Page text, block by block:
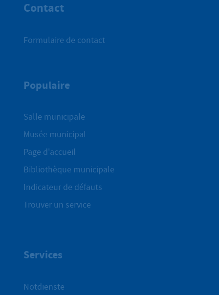
Contact
Formulaire de contact
Populaire
Salle municipale
Musée municipal
Page d'accueil
Bibliothèque municipale
Indicateur de défauts
Trouver un service
Services
Notdienste